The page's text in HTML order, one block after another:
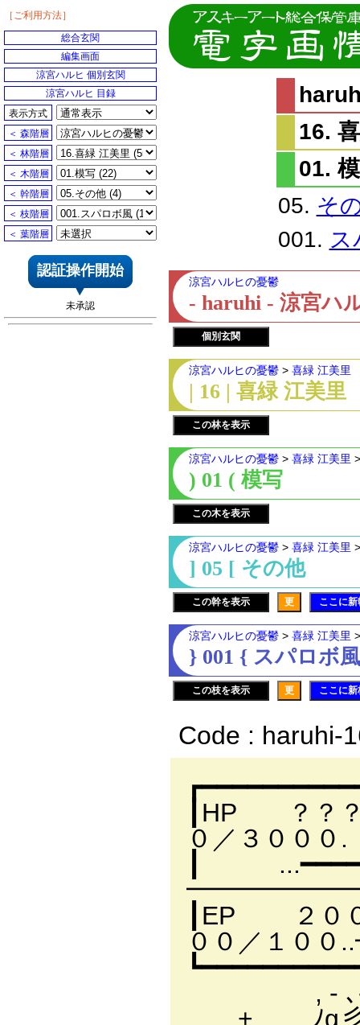
16.
01.
05. そ
001. ス
涼宮ハルヒの憂鬱
- haruhi - 涼宮ハ
個別玄関
涼宮ハルヒの憂鬱 > 喜緑 江美里
| 16 | 喜緑 江美里
この林を表示
涼宮ハルヒの憂鬱 > 喜緑 江美里
) 01 ( 模写
この木を表示
涼宮ハルヒの憂鬱 > 喜緑 江美里
] 05 [ その他
この幹を表示 更 ここに
涼宮ハルヒの憂鬱 > 喜緑 江美里
} 001 { スパロボ風
この枝を表示 更 ここに
Code : haruhi-
┃HP ？？
０／３
┃
┃EP ２
００／１０
, - ､-
+ ﾉg彡
［ご利用方法］
総合玄関
編集画面
涼宮ハルヒ 個別玄関
涼宮ハルヒ 目録
表示方式
＜ 森階層
＜ 林階層
＜ 木階層
＜ 幹階層
＜ 枝階層
＜ 葉階層
認証操作開始
未承認